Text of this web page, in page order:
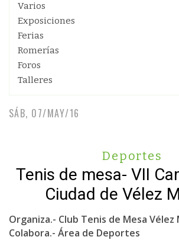
Varios
Exposiciones
Ferias
Romerías
Foros
Talleres
SÁB, 07/MAY/16
Deportes
Tenis de mesa- VII
Ciudad de Vélez
Organiza.- Club Tenis de Mesa Vélez
Colabora.- Área de Deportes